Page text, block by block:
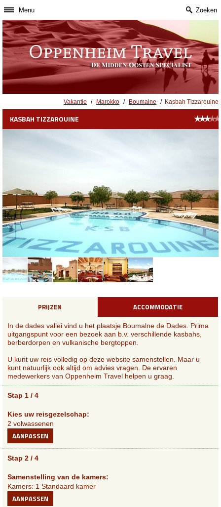
Menu Zoeken
Vakantie / Marokko / Boumalne / Kasbah Tizzarouine
KASBAH TIZZAROUINE ★★★★★
PRIJZEN ACCOMMODATIE
In de dades vallei vind u het plaatsje Boumalne de Dades. Prima
uitgangspunt voor een bezoek aan b.v. verschillende kasbahs,
berberdorpen en vulkanische bergtoppen.
U kunt uw reis volledig op deze website samenstellen. Maar u
kunt natuurlijk ook altijd om advies vragen. De ervaren
medewerkers van Oppenheim Travel helpen u graag.
Stap 1 / 4
Kies uw reisgezelschap:
2 volwassenen
AANPASSEN
Stap 2 / 4
Samenstelling van de kamers:
Kamers: 1 Standaard kamer
AANPASSEN